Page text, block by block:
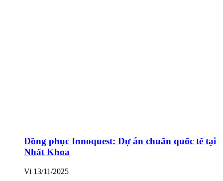
Đồng phục Innoquest: Dự án chuẩn quốc tế tại
Nhất Khoa
Vi 13/11/2025